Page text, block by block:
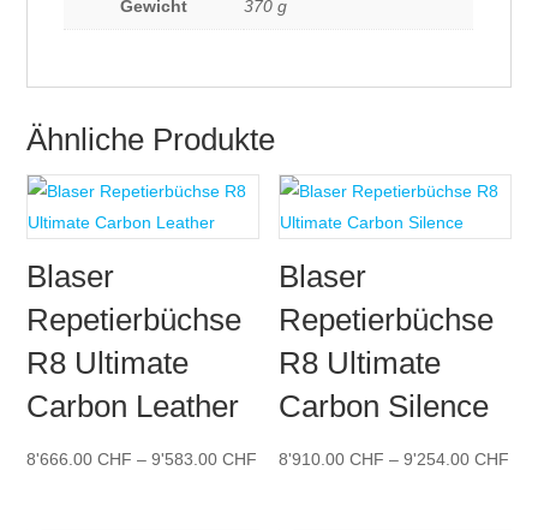
Gewicht 370 g
Ähnliche Produkte
Blaser
Repetierbüchse
R8 Ultimate
Carbon Leather
8'666.00CHF –9'583.00CHF Preisspanne:
Blaser
Repetierbüchse
R8 Ultimate
Carbon Silence
8'910.00CHF –9'254.00CHF